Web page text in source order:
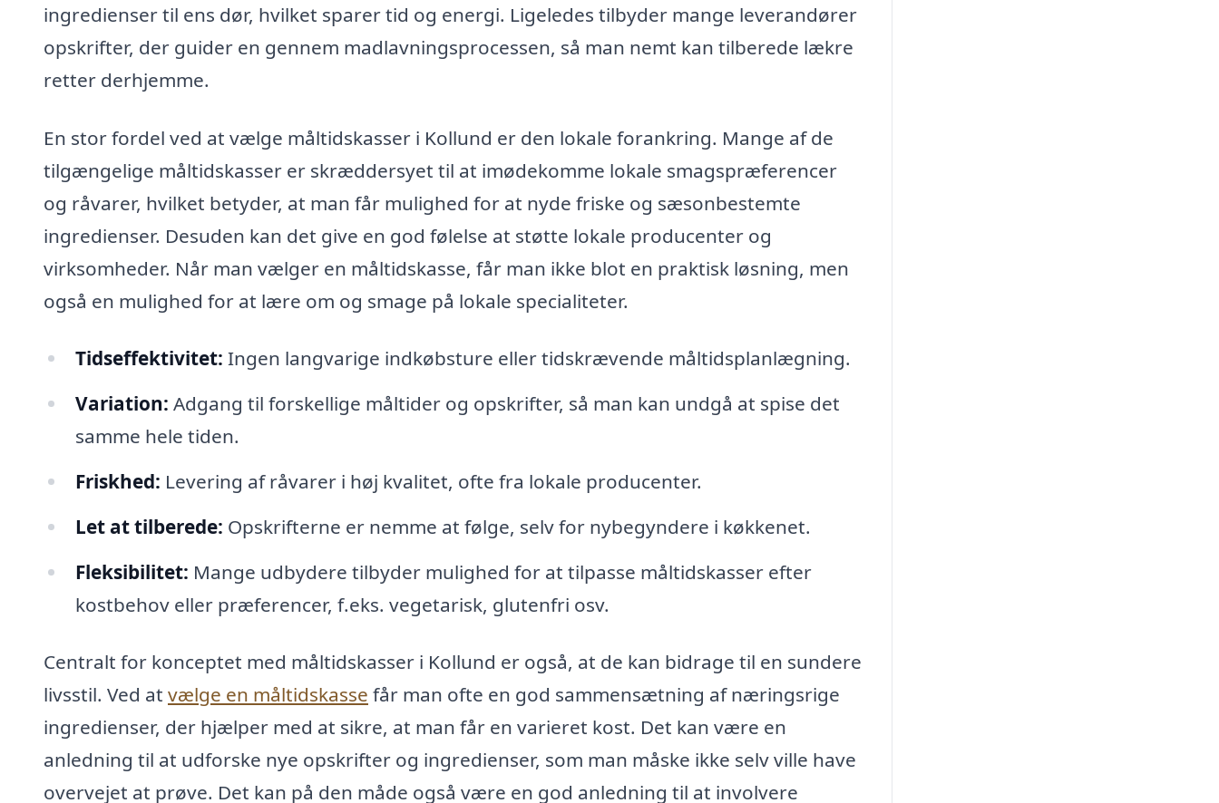
ingredienser til ens dør, hvilket sparer tid og energi. Ligeledes tilbyder mange leverandører
opskrifter, der guider en gennem madlavningsprocessen, så man nemt kan tilberede lækre
retter derhjemme.
En stor fordel ved at vælge måltidskasser i Kollund er den lokale forankring. Mange af de
tilgængelige måltidskasser er skræddersyet til at imødekomme lokale smagspræferencer
og råvarer, hvilket betyder, at man får mulighed for at nyde friske og sæsonbestemte
ingredienser. Desuden kan det give en god følelse at støtte lokale producenter og
virksomheder. Når man vælger en måltidskasse, får man ikke blot en praktisk løsning, men
også en mulighed for at lære om og smage på lokale specialiteter.
Tidseffektivitet: Ingen langvarige indkøbsture eller tidskrævende måltidsplanlægning.
Variation: Adgang til forskellige måltider og opskrifter, så man kan undgå at spise det
samme hele tiden.
Friskhed: Levering af råvarer i høj kvalitet, ofte fra lokale producenter.
Let at tilberede: Opskrifterne er nemme at følge, selv for nybegyndere i køkkenet.
Fleksibilitet: Mange udbydere tilbyder mulighed for at tilpasse måltidskasser efter
kostbehov eller præferencer, f.eks. vegetarisk, glutenfri osv.
Centralt for konceptet med måltidskasser i Kollund er også, at de kan bidrage til en sundere
livsstil. Ved at vælge en måltidskasse får man ofte en god sammensætning af næringsrige
ingredienser, der hjælper med at sikre, at man får en varieret kost. Det kan være en
anledning til at udforske nye opskrifter og ingredienser, som man måske ikke selv ville have
overvejet at prøve. Det kan på den måde også være en god anledning til at involvere